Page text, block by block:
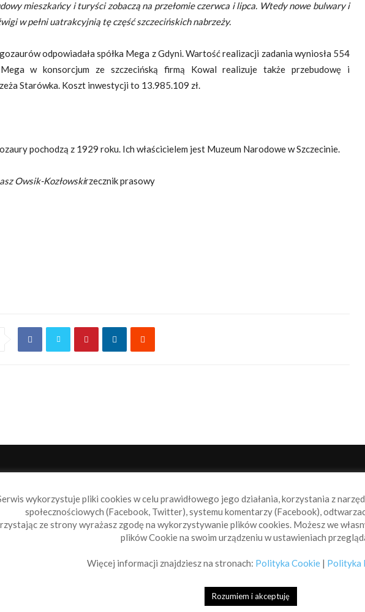
mieszkańcy i turyści zobaczą na przełomie czerwca i lipca. Wtedy nowe bulwary i
w pełni uatrakcyjnią tę część szczecińskich nabrzeży.
odpowiadała spółka Mega z Gdyni. Wartość realizacji zadania wyniosła 554
w konsorcjum ze szczecińską firmą Kowal realizuje także przebudowę i
Starówka. Koszt inwestycji to 13.985.109 zł.
pochodzą z 1929 roku. Ich właścicielem jest Muzeum Narodowe w Szczecinie.
Owsik-Kozłowskirzecznik prasowy
Sailbook.pl to miejsce dla wszystkich, którzy szukają aktualnych
wiadomości ze świata żeglarstwa, świata motorowodniactwa i
nie tylko.
Skontaktuj się z nami:info@sailbook.pl
wykorzystuje pliki cookies w celu prawidłowego jego działania, korzystania z
społecznościowych (Facebook, Twitter), systemu komentarzy (Facebook),
ze strony wyrażasz zgodę na wykorzystywanie plików cookies. Możesz we
plików Cookie na swoim urządzeniu w ustawieniach
Więcej informacji znajdziesz na stronach: Polityka Cookie| Polityka
Rozumiem i akceptuję